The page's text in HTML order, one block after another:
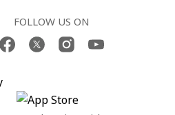
FOLLOW US ON